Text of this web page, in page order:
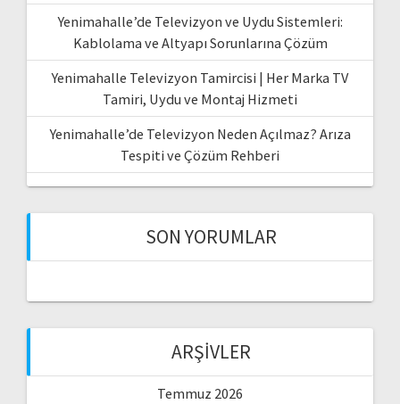
Yenimahalle’de Televizyon ve Uydu Sistemleri:
Kablolama ve Altyapı Sorunlarına Çözüm
Yenimahalle Televizyon Tamircisi | Her Marka TV
Tamiri, Uydu ve Montaj Hizmeti
Yenimahalle’de Televizyon Neden Açılmaz? Arıza
Tespiti ve Çözüm Rehberi
SON YORUMLAR
ARŞIVLER
Temmuz 2026